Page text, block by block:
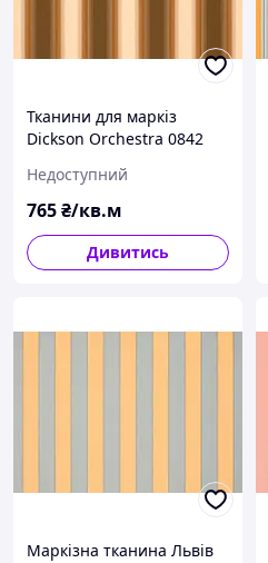
Тканини для маркіз
Dickson Orchestra 0842
полоска коричневий
Недоступний
765₴/кв.м
Дивитись
Маркізна тканина Львів